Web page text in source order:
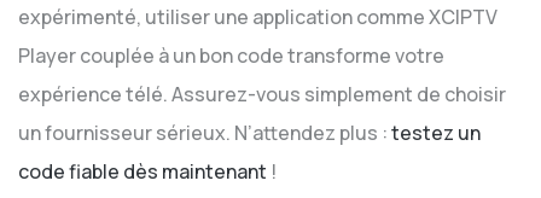
expérimenté, utiliser une application comme XCIPTV
Player couplée à un bon code transforme votre
expérience télé. Assurez-vous simplement de choisir
un fournisseur sérieux. N’attendez plus :testez un
code fiable dès maintenant !